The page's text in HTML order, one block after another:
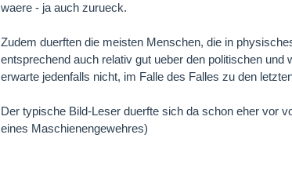
waere - ja auch zurueck.
Zudem duerften die meisten Menschen, die in
entsprechend auch relativ gut ueber den politischen
erwarte jedenfalls nicht, im Falle des Falles zu den
Der typische Bild-Leser duerfte sich da schon eher vor
eines Maschienengewehres)